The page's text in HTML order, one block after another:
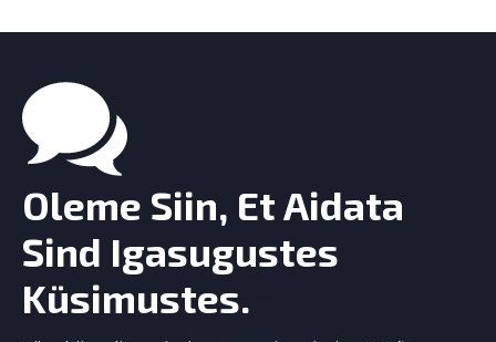
Oleme Siin, Et Aidata
Sind Igasugustes
Küsimustes.